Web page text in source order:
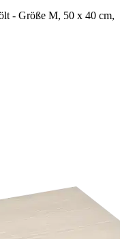
- Größe M, 50 x 40 cm,